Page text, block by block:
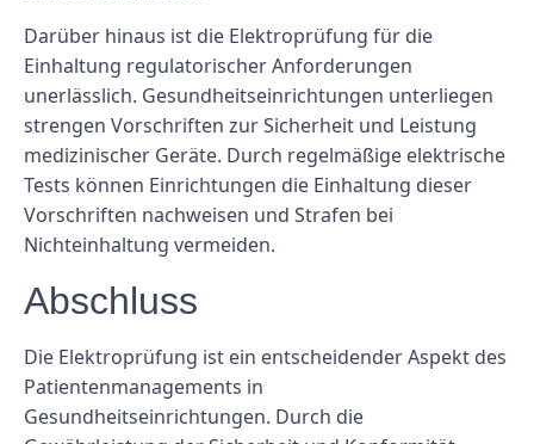
Darüber hinaus ist die Elektroprüfung für die
Einhaltung regulatorischer Anforderungen
unerlässlich. Gesundheitseinrichtungen unterliegen
strengen Vorschriften zur Sicherheit und Leistung
medizinischer Geräte. Durch regelmäßige elektrische
Tests können Einrichtungen die Einhaltung dieser
Vorschriften nachweisen und Strafen bei
Nichteinhaltung vermeiden.
Abschluss
Die Elektroprüfung ist ein entscheidender Aspekt des
Patientenmanagements in
Gesundheitseinrichtungen. Durch die